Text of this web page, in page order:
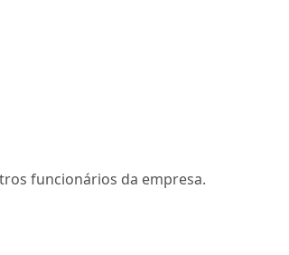
funcionários da empresa.